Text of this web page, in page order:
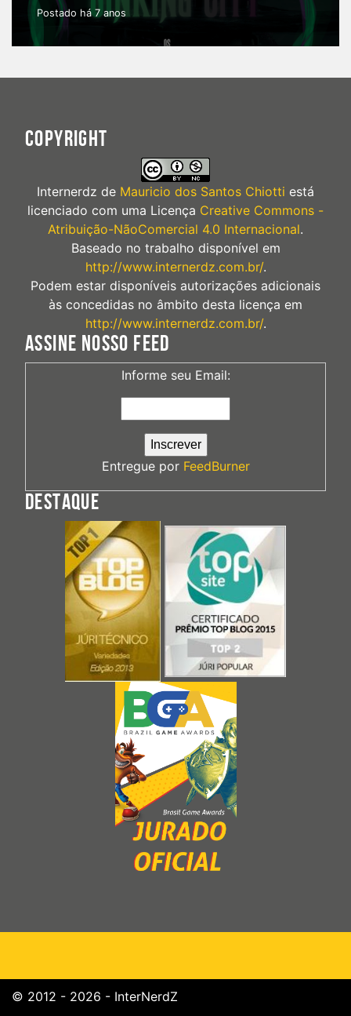
Postado há 7 anos
COPYRIGHT
Internerdz de Mauricio dos Santos Chiotti está
licenciado com uma Licença Creative Commons -
Atribuição-NãoComercial 4.0 Internacional.
Baseado no trabalho disponível em
http://www.internerdz.com.br/.
Podem estar disponíveis autorizações adicionais
às concedidas no âmbito desta licença em
http://www.internerdz.com.br/.
ASSINE NOSSO FEED
Informe seu Email:
Entregue por FeedBurner
DESTAQUE
© 2012 - 2026 - InterNerdZ